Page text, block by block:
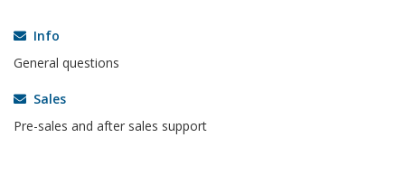
Info
General questions
Sales
Pre-sales and after sales support